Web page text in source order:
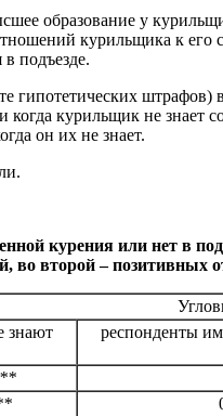
образование у
курильщика к его
подъезде.
штрафов)
курильщик не знает
он их не знает.
курения или нет в
во второй –
знают
респонденты